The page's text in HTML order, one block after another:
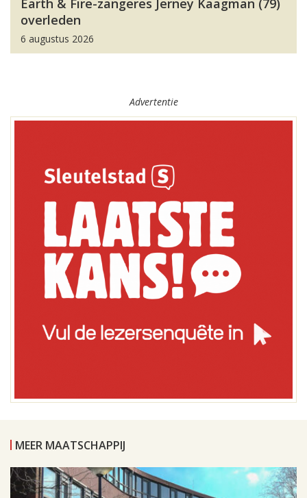
Earth & Fire-zangeres Jerney Kaagman (79)
overleden
6 augustus 2026
Advertentie
MEER MAATSCHAPPIJ